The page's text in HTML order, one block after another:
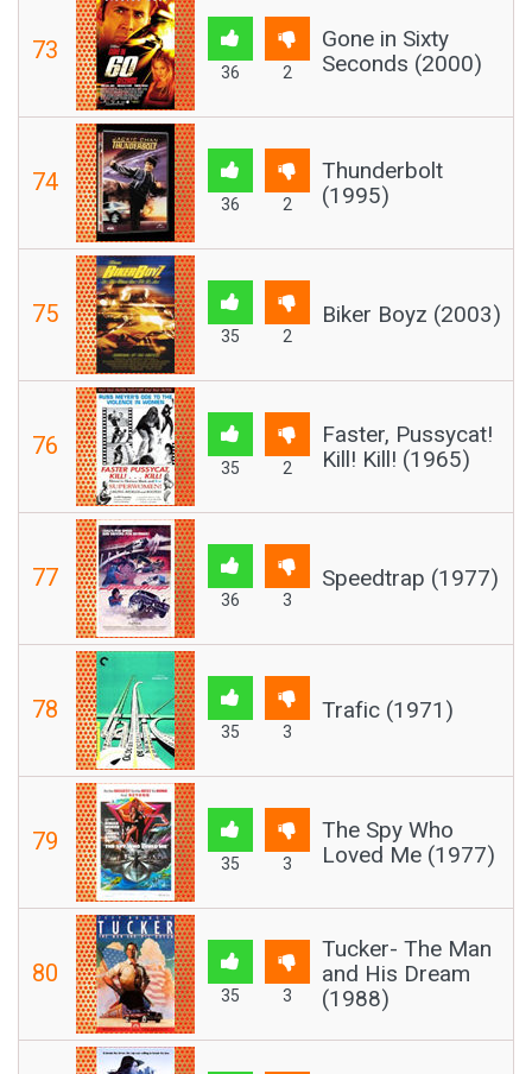
73
36 2
Gone in Sixty
Seconds (2000)
74
36 2
Thunderbolt
(1995)
75
35 2
Biker Boyz (2003)
76
35 2
Faster, Pussycat!
Kill! Kill! (1965)
77
36 3
Speedtrap (1977)
78
35 3
Trafic (1971)
79
35 3
The Spy Who
Loved Me (1977)
80
35 3
Tucker- The Man
and His Dream
(1988)